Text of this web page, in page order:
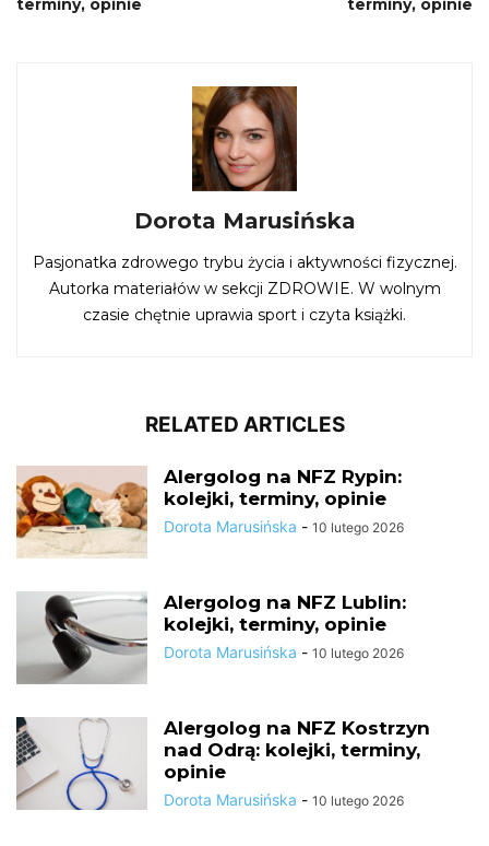
Dorota Marusińska
Pasjonatka zdrowego trybu życia i aktywności fizycznej.
Autorka materiałów w sekcji ZDROWIE. W wolnym
czasie chętnie uprawia sport i czyta książki.
RELATED ARTICLES
Alergolog na NFZ Rypin:
kolejki, terminy, opinie
Dorota Marusińska - 10 lutego 2026
Alergolog na NFZ Lublin:
kolejki, terminy, opinie
Dorota Marusińska - 10 lutego 2026
Alergolog na NFZ Kostrzyn
nad Odrą: kolejki, terminy,
opinie
Dorota Marusińska - 10 lutego 2026